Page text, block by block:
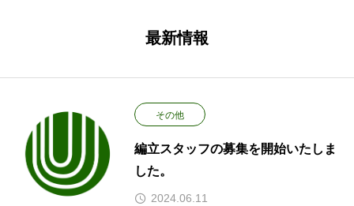
最新情報
その他
編立スタッフの募集を開始いたしま
した。
2024.06.11